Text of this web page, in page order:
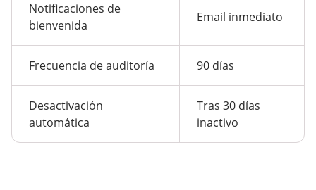
Notificaciones de
bienvenida
Email inmediato
Frecuencia de auditoría 90 días
Desactivación
automática
Tras 30 días
inactivo